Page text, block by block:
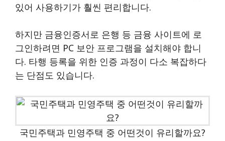
있어 사용하기가 훨씬 편리합니다.
하지만 금융인증서로 은행 등 금융 사이트에 로
그인하려면 PC 보안 프로그램을 설치해야 합니
다. 타행 등록을 위한 인증 과정이 다소 복잡하다
는 단점도 있습니다.
국민주택과 민영주택 중 어떤것이 유리할까요?